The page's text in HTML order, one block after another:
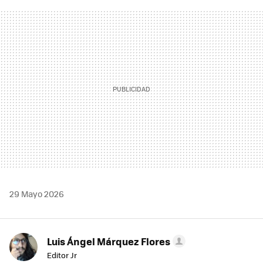
MAIL
29 Mayo 2026
Luis Ángel Márquez Flores
Editor Jr